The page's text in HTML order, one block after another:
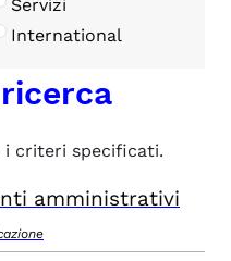
Servizi
International
i criteri specificati.
amministrativi